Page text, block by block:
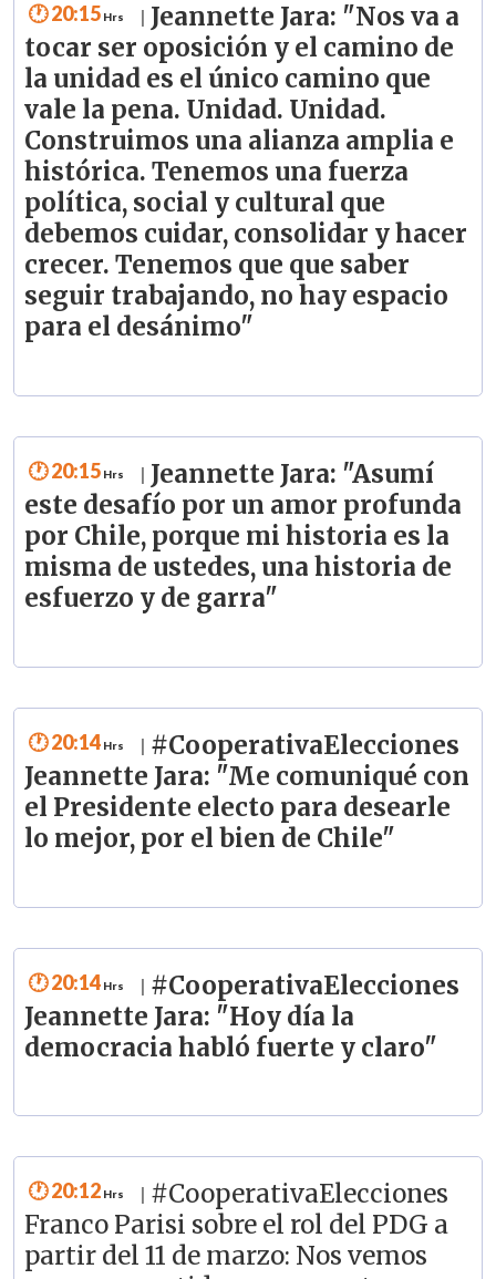
20:15
Jeannette Jara: "Nos va a
tocar ser oposición y el camino de
la unidad es el único camino que
vale la pena. Unidad. Unidad.
Construimos una alianza amplia e
histórica. Tenemos una fuerza
política, social y cultural que
debemos cuidar, consolidar y hacer
crecer. Tenemos que que saber
seguir trabajando, no hay espacio
para el desánimo"
20:15
Jeannette Jara: "Asumí
este desafío por un amor profunda
por Chile, porque mi historia es la
misma de ustedes, una historia de
esfuerzo y de garra"
20:14
#CooperativaElecciones
Jeannette Jara: "Me comuniqué con
el Presidente electo para desearle
lo mejor, por el bien de Chile"
20:14
#CooperativaElecciones
Jeannette Jara: "Hoy día la
democracia habló fuerte y claro"
20:12
#CooperativaElecciones
Franco Parisi sobre el rol del PDG a
partir del 11 de marzo: Nos vemos